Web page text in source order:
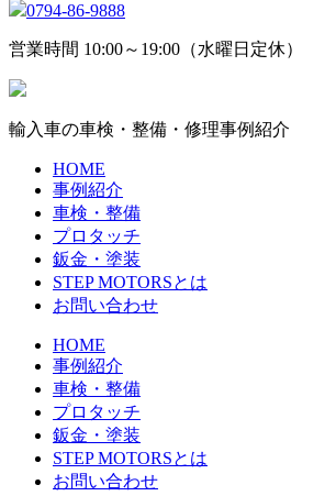
0794-86-9888
営業時間 10:00～19:00（水曜日定休）
輸入車の車検・整備・修理事例紹介
HOME
事例紹介
車検・整備
プロタッチ
鈑金・塗装
STEP MOTORSとは
お問い合わせ
HOME
事例紹介
車検・整備
プロタッチ
鈑金・塗装
STEP MOTORSとは
お問い合わせ